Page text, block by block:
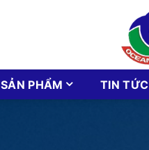
SẢN PHẨM TIN TỨC